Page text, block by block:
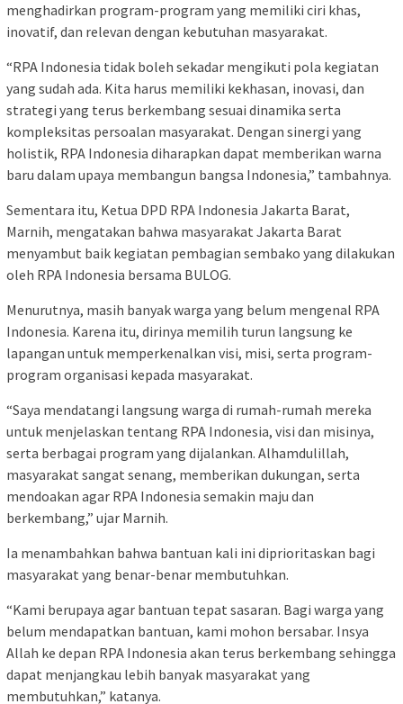
menghadirkan program-program yang memiliki ciri khas,
inovatif, dan relevan dengan kebutuhan masyarakat.
“RPA Indonesia tidak boleh sekadar mengikuti pola kegiatan
yang sudah ada. Kita harus memiliki kekhasan, inovasi, dan
strategi yang terus berkembang sesuai dinamika serta
kompleksitas persoalan masyarakat. Dengan sinergi yang
holistik, RPA Indonesia diharapkan dapat memberikan warna
baru dalam upaya membangun bangsa Indonesia,” tambahnya.
Sementara itu, Ketua DPD RPA Indonesia Jakarta Barat,
Marnih, mengatakan bahwa masyarakat Jakarta Barat
menyambut baik kegiatan pembagian sembako yang dilakukan
oleh RPA Indonesia bersama BULOG.
Menurutnya, masih banyak warga yang belum mengenal RPA
Indonesia. Karena itu, dirinya memilih turun langsung ke
lapangan untuk memperkenalkan visi, misi, serta program-
program organisasi kepada masyarakat.
“Saya mendatangi langsung warga di rumah-rumah mereka
untuk menjelaskan tentang RPA Indonesia, visi dan misinya,
serta berbagai program yang dijalankan. Alhamdulillah,
masyarakat sangat senang, memberikan dukungan, serta
mendoakan agar RPA Indonesia semakin maju dan
berkembang,” ujar Marnih.
Ia menambahkan bahwa bantuan kali ini diprioritaskan bagi
masyarakat yang benar-benar membutuhkan.
“Kami berupaya agar bantuan tepat sasaran. Bagi warga yang
belum mendapatkan bantuan, kami mohon bersabar. Insya
Allah ke depan RPA Indonesia akan terus berkembang sehingga
dapat menjangkau lebih banyak masyarakat yang
membutuhkan,” katanya.